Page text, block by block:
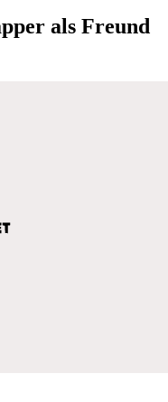
als Freund